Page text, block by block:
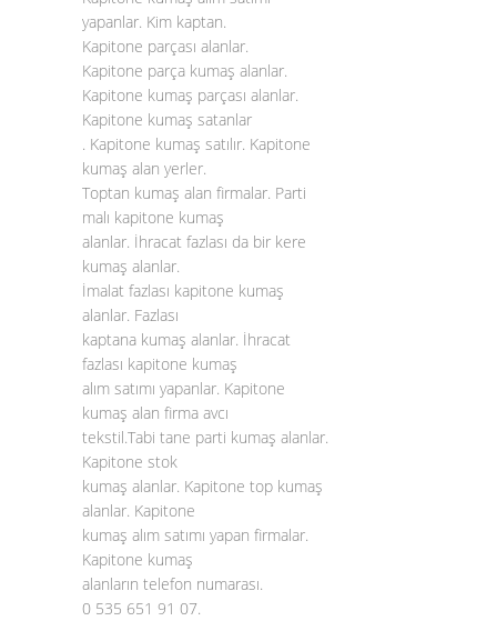
yapanlar. Kim kaptan.
Kapitone parçası alanlar.
Kapitone parça kumaş alanlar.
Kapitone kumaş parçası alanlar.
Kapitone kumaş satanlar
. Kapitone kumaş satılır. Kapitone
kumaş alan yerler.
Toptan kumaş alan firmalar. Parti
malı kapitone kumaş
alanlar. İhracat fazlası da bir kere
kumaş alanlar.
İmalat fazlası kapitone kumaş
alanlar. Fazlası
kaptana kumaş alanlar. İhracat
fazlası kapitone kumaş
alım satımı yapanlar. Kapitone
kumaş alan firma avcı
tekstil.Tabi tane parti kumaş alanlar.
Kapitone stok
kumaş alanlar. Kapitone top kumaş
alanlar. Kapitone
kumaş alım satımı yapan firmalar.
Kapitone kumaş
alanların telefon numarası.
0 535 651 91 07.